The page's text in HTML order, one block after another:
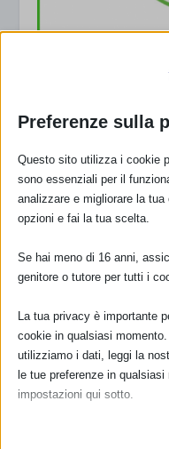
LA LECHE LEAGUE
Preferenze sulla
Questo sito utilizza i cookie
sono essenziali per il
analizzare e migliorare la
opzioni e fai la tua scelta.
Se hai meno di 16 anni,
genitore o tutore per tutti i
La tua privacy è importante
cookie in qualsiasi
utilizziamo i dati, leggi la
le tue preferenze in
impostazioni qui sotto.